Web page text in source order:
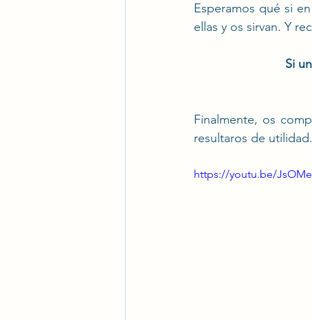
Esperamos qué si
ellas y os sirvan. Y
Si
Finalmente, os
resultaros de utilidad.
https://youtu.be/